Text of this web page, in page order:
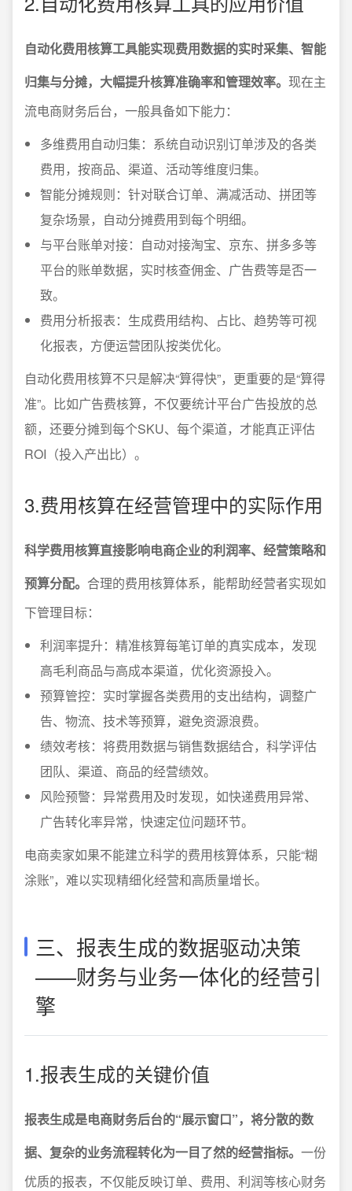
自动化费用核算工具能实现费用数据的实时采集、智能
归集与分摊，大幅提升核算准确率和管理效率。 现在主
流电商财务后台，一般具备如下能力：
多维费用自动归集：系统自动识别订单涉及的各类
费用，按商品、渠道、活动等维度归集。
智能分摊规则：针对联合订单、满减活动、拼团等
复杂场景，自动分摊费用到每个明细。
与平台账单对接：自动对接淘宝、京东、拼多多等
平台的账单数据，实时核查佣金、广告费等是否一
致。
费用分析报表：生成费用结构、占比、趋势等可视
化报表，方便运营团队按类优化。
自动化费用核算不只是解决“算得快”，更重要的是“算得
准”。比如广告费核算，不仅要统计平台广告投放的总
额，还要分摊到每个SKU、每个渠道，才能真正评估
ROI（投入产出比）。
3.费用核算在经营管理中的实际作用
科学费用核算直接影响电商企业的利润率、经营策略和
预算分配。 合理的费用核算体系，能帮助经营者实现如
下管理目标：
利润率提升：精准核算每笔订单的真实成本，发现
高毛利商品与高成本渠道，优化资源投入。
预算管控：实时掌握各类费用的支出结构，调整广
告、物流、技术等预算，避免资源浪费。
绩效考核：将费用数据与销售数据结合，科学评估
团队、渠道、商品的经营绩效。
风险预警：异常费用及时发现，如快递费用异常、
广告转化率异常，快速定位问题环节。
电商卖家如果不能建立科学的费用核算体系，只能“糊
涂账”，难以实现精细化经营和高质量增长。
三、报表生成的数据驱动决策
——财务与业务一体化的经营引
擎
1.报表生成的关键价值
报表生成是电商财务后台的“展示窗口”，将分散的数
据、复杂的业务流程转化为一目了然的经营指标。 一份
优质的报表，不仅能反映订单、费用、利润等核心财务